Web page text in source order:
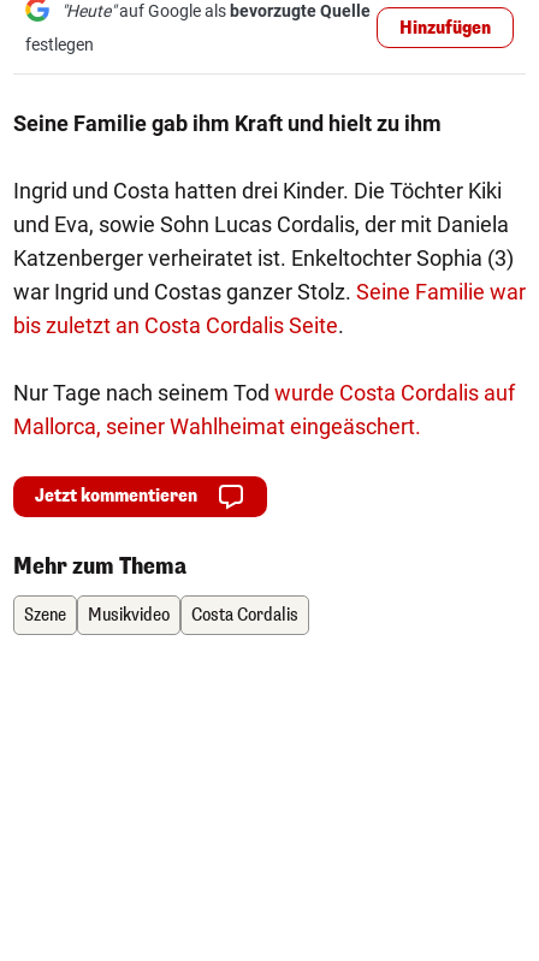
"Heute"auf Google als bevorzugte Quelle
festlegen
Hinzufügen
Seine Familie gab ihm Kraft und hielt zu ihm
Ingrid und Costa hatten drei Kinder. Die Töchter Kiki
und Eva, sowie Sohn Lucas Cordalis, der mit Daniela
Katzenberger verheiratet ist. Enkeltochter Sophia (3)
war Ingrid und Costas ganzer Stolz. Seine Familie war
bis zuletzt an Costa Cordalis Seite.
Nur Tage nach seinem Tod wurde Costa Cordalis auf
Mallorca, seiner Wahlheimat eingeäschert.
Jetzt kommentieren
Mehr zum Thema
Szene Musikvideo Costa Cordalis